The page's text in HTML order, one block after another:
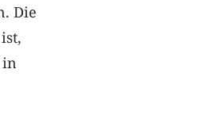
Die